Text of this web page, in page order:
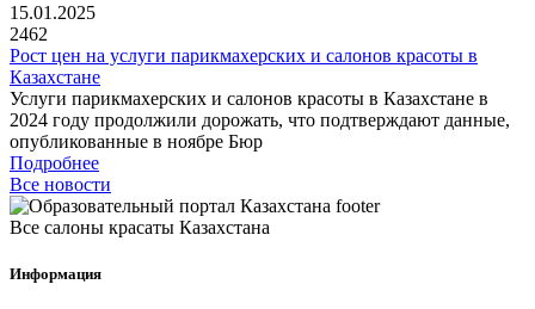
15.01.2025
2462
Рост цен на услуги парикмахерских и салонов красоты в
Казахстане
Услуги парикмахерских и салонов красоты в Казахстане в
2024 году продолжили дорожать, что подтверждают данные,
опубликованные в ноябре Бюр
Подробнее
Все новости
Все салоны красаты Казахстана
Информация